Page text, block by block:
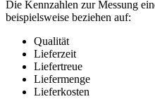
Die Kennzahlen zur Messung
beispielsweise beziehen auf:
Qualität
Lieferzeit
Liefertreue
Liefermenge
Lieferkosten